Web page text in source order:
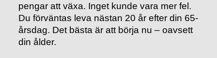
pengar att växa. Inget kunde vara mer fel.
Du förväntas leva nästan 20 år efter din 65-
årsdag. Det bästa är att börja nu – oavsett
din ålder.